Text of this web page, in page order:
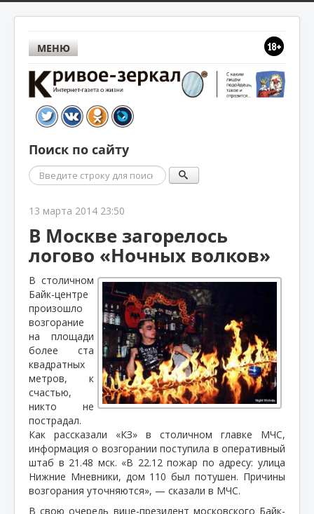
МЕНЮ
Поиск по сайту
Поиск
13 марта 2014 23:50
В Москве загорелось
логово «Ночных волков»
В столичном
Байк-центре
произошло
возгорание
на площади
более ста
квадратных
метров, к
счастью,
никто не
пострадал.
Как рассказали «КЗ» в столичном главке МЧС,
информация о возгорании поступила в оперативный
штаб в 21.48 мск. «В 22.12 пожар по адресу: улица
Нижние Мневники, дом 110 был потушен. Причины
возгорания уточняются», — сказали в МЧС.
В свою очередь вице-президент московского Байк-